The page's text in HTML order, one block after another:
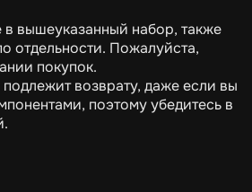
вышеуказанный набор, также
отдельности. Пожалуйста,
покупок.
подлежит возврату, даже если вы
поэтому убедитесь в